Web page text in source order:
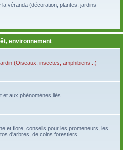
véranda (décoration, plantes, jardins
environnement
(Oiseaux, insectes, amphibiens...)
et aux phénomènes liés
et flore, conseils pour les promeneurs, les
d'arbres, de coins forestiers...